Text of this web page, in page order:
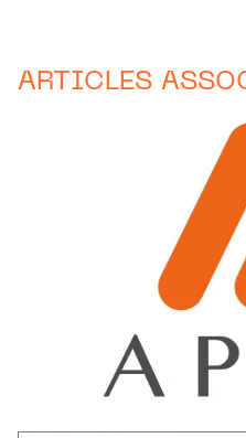
ARTICLES